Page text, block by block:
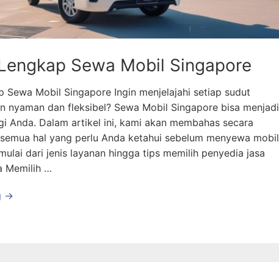
Sewa Mobil Singapore
Sewa Mobil Singapore Ingin menjelajahi setiap sudut
nyaman dan fleksibel? Sewa Mobil Singapore bisa menjadi
Anda. Dalam artikel ini, kami akan membahas secara
hal yang perlu Anda ketahui sebelum menyewa mobil
dari jenis layanan hingga tips memilih penyedia jasa
Memilih …
→